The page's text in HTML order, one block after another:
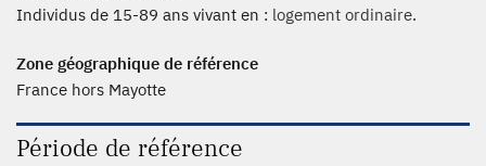
Individus de 15-89 ans vivant en : logement ordinaire.
Zone géographique de référence
France hors Mayotte
Période de référence